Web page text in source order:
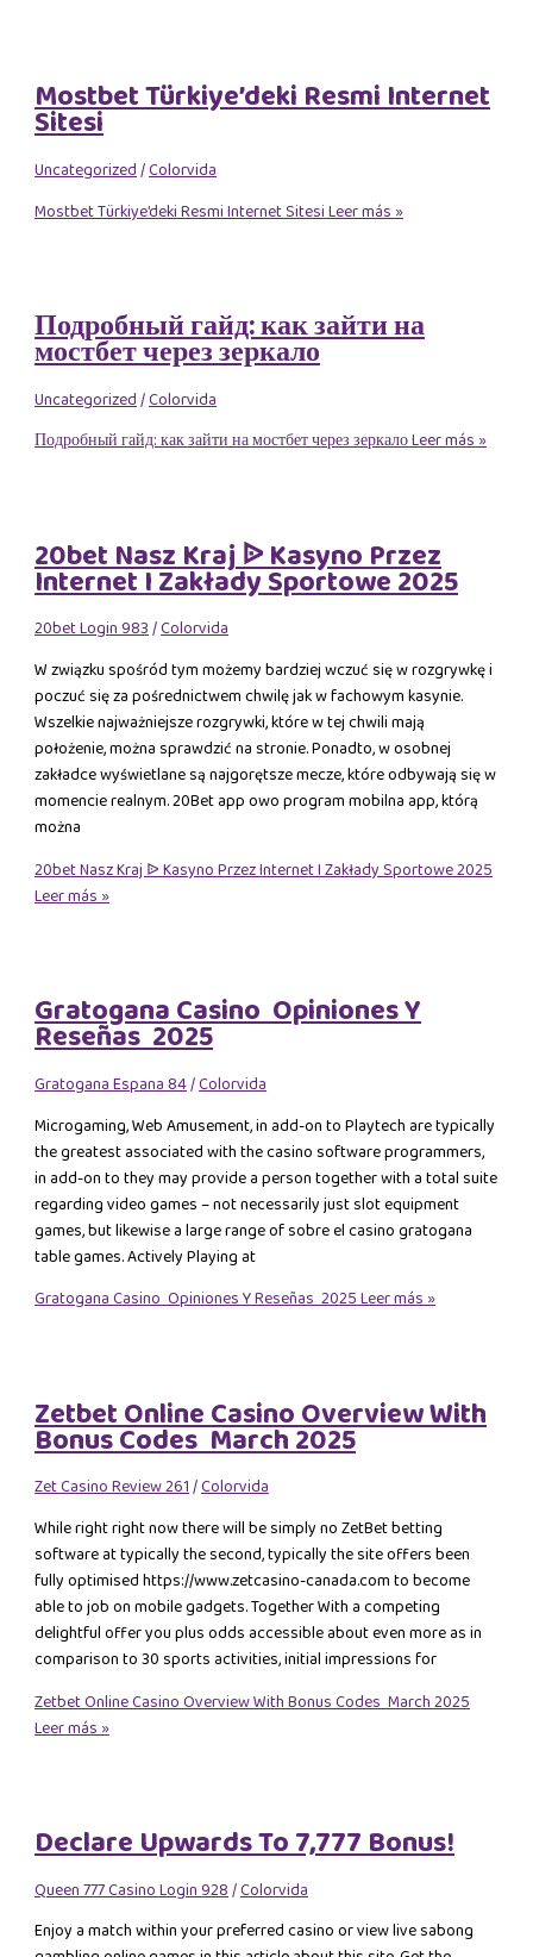
Mostbet Türkiye’deki Resmi Internet
Sitesi
Uncategorized/Colorvida
Mostbet Türkiye’deki Resmi Internet SitesiLeer más »
Подробный гайд: как зайти на
мостбет через зеркало
Uncategorized/Colorvida
Подробный гайд: как зайти на мостбет через зеркалоLeer más »
20bet Nasz Kraj ᐉ Kasyno Przez
Internet I Zakłady Sportowe 2025
20bet Login 983/Colorvida
W związku spośród tym możemy bardziej wczuć się w rozgrywkę i
poczuć się za pośrednictwem chwilę jak w fachowym kasynie.
Wszelkie najważniejsze rozgrywki, które w tej chwili mają
położenie, można sprawdzić na stronie. Ponadto, w osobnej
zakładce wyświetlane są najgorętsze mecze, które odbywają się w
momencie realnym. 20Bet app owo program mobilna app, którą
można
20bet Nasz Kraj ᐉ Kasyno Przez Internet I Zakłady Sportowe 2025
Leer más »
Gratogana Casino ️ Opiniones Y
Reseñas ️ 2025
Gratogana Espana 84/Colorvida
Microgaming, Web Amusement, in add-on to Playtech are typically
the greatest associated with the casino software programmers,
in add-on to they may provide a person together with a total suite
regarding video games – not necessarily just slot equipment
games, but likewise a large range of sobre el casino gratogana
table games. Actively Playing at
Gratogana Casino ️ Opiniones Y Reseñas ️ 2025Leer más »
Zetbet Online Casino Overview With
Bonus Codes ️ March 2025
Zet Casino Review 261/Colorvida
While right right now there will be simply no ZetBet betting
software at typically the second, typically the site offers been
fully optimised https://www.zetcasino-canada.com to become
able to job on mobile gadgets. Together With a competing
delightful offer you plus odds accessible about even more as in
comparison to 30 sports activities, initial impressions for
Zetbet Online Casino Overview With Bonus Codes ️ March 2025
Leer más »
Declare Upwards To 7,777 Bonus!
Queen 777 Casino Login 928/Colorvida
Enjoy a match within your preferred casino or view live sabong